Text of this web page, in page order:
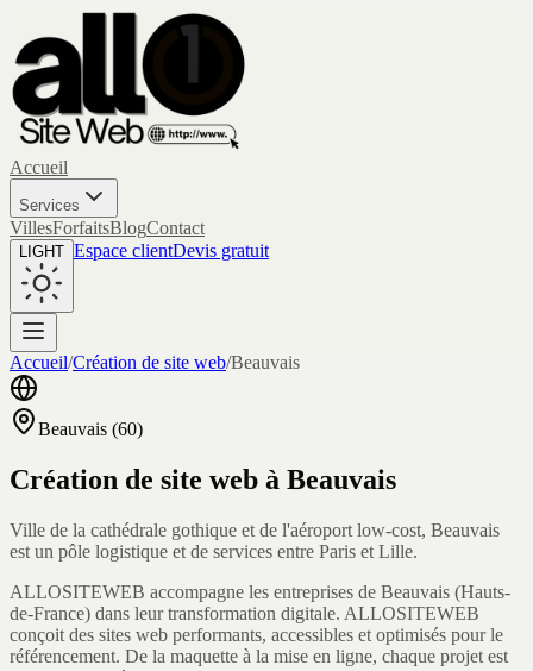
Accueil
Services
VillesForfaitsBlogContact
LIGHT Espace clientDevis gratuit
Accueil/Création de site web/Beauvais
Beauvais (60)
Création de site web à Beauvais
Ville de la cathédrale gothique et de l'aéroport low-cost, Beauvais
est un pôle logistique et de services entre Paris et Lille.
ALLOSITEWEB accompagne les entreprises de Beauvais (Hauts-
de-France) dans leur transformation digitale. ALLOSITEWEB
conçoit des sites web performants, accessibles et optimisés pour le
référencement. De la maquette à la mise en ligne, chaque projet est